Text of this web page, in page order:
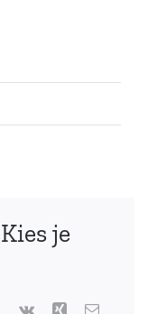
je
Pinterest
Vk Xing E-